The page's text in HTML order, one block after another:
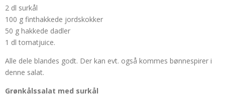
2 dl surkål
100 g finthakkede jordskokker
50 g hakkede dadler
1 dl tomatjuice.
Alle dele blandes godt. Der kan evt. også kommes bønnespirer i
denne salat.
Grønkålssalat med surkål